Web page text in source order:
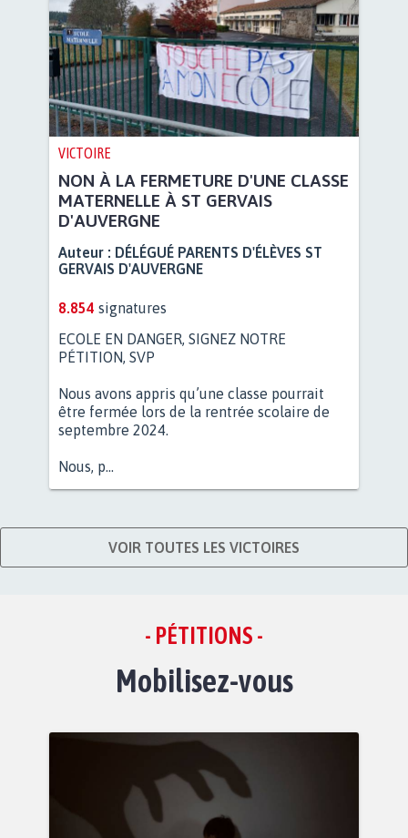
VICTOIRE
NON À LA FERMETURE D'UNE CLASSE
MATERNELLE À ST GERVAIS
D'AUVERGNE
Auteur : DÉLÉGUÉ PARENTS D'ÉLÈVES ST
GERVAIS D'AUVERGNE
8.854 signatures
ECOLE EN DANGER, SIGNEZ NOTRE
PÉTITION, SVP
Nous avons appris qu’une classe pourrait
être fermée lors de la rentrée scolaire de
septembre 2024.
Nous, p...
VOIR TOUTES LES VICTOIRES
- PÉTITIONS -
Mobilisez-vous